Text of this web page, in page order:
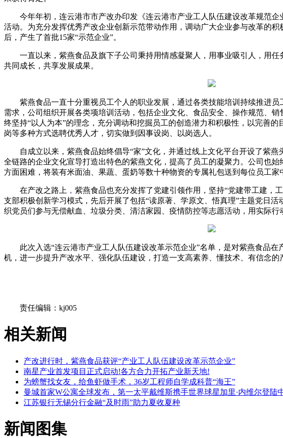
今年年初，连云港市市产改办印发《连云港市产业工人队伍建设改革规范
活动。为充分发挥优秀产改企业创新示范带动作用，调动广大企业参与改革的
后，产生了首批15家“示范企业”。
一直以来，紫燕食品及旗下子公司秉持用情感凝聚人，用事业吸引人，用
共同成长，共享发展成果。
紫燕食品一直十分重视员工个人的职业发展，通过各类技能培训持续推进
需求，公司组织开展各类项培训活动，包括企业文化、食品安全、操作规范、
终坚持“以人为本”的理念，充分调动和挖掘员工的创造潜力和积极性，以完善
岗等多种方式选聘优秀人才，切实做到因事设岗、以岗选人。
自成立以来，紫燕食品始终倡导“家”文化，并通过线上文化平台开设了紫
全链路的企业文化宣导打造出特色的紫燕文化，提高了员工的凝聚力。公司也
方面困难，将装有米面油、果蔬、蛋奶等数十种物资的专属礼包送到每位员工家
在产改之路上 ， 紫燕食品也充分发挥了党建引领作用，坚持“党建带工建，
支部积极创新学习模式，先后开展了包括“读原著、学原文、悟真理”主题党日
织党员们参与无偿献血、垃圾分类、清洁家园、疫情防控等志愿活动，用实际行
此次入选“连云港市产业工人队伍建设改革示范企业”名单，是对紫燕食品
机，进一步提升产改水平、强化队伍建设，打造一支高素养、懂技术、有信念的
责任编辑：kj005
相关新闻
产改进行时，紫燕食品获评“产业工人队伍建设改革示范企业”
南星产业首发项目正式启动!各方合力开拓产业新天地!
为螃蟹找女友，给鱼虾做手术，36岁工程师自学成科普“海王”
曼城首家W公寓全球发布，第一太平戴维斯携手世界球星加里·内维尔登陆
江苏银行无锡分行金融“及时雨”助力夏收夏种
新闻图集